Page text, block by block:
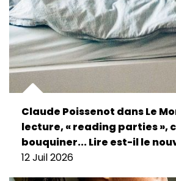
Claude Poissenot dans Le
lecture, « reading parties »,
bouquiner... Lire est-il le
12 Juil 2026